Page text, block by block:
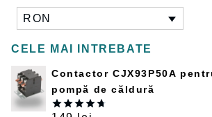
RON
CELE MAI INTREBATE
Contactor CJX93P50A
pompă de căldură